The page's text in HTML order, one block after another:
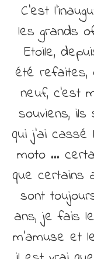
C’est
les grands
Etoile,
été
neuf, c’est
souviens,
qui j’ai
moto …
que certains
sont
ans, je fais
m’amuse et